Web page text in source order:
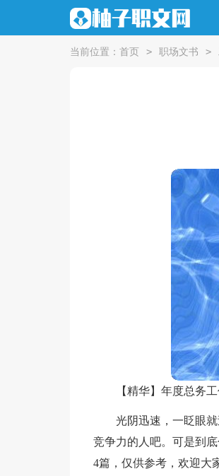
当前位置： 首页 > 职场文书 >
【精华】年度总务
光阴迅速，一眨眼
竞争力的人吧。可是到
4篇，仅供参考，欢迎大